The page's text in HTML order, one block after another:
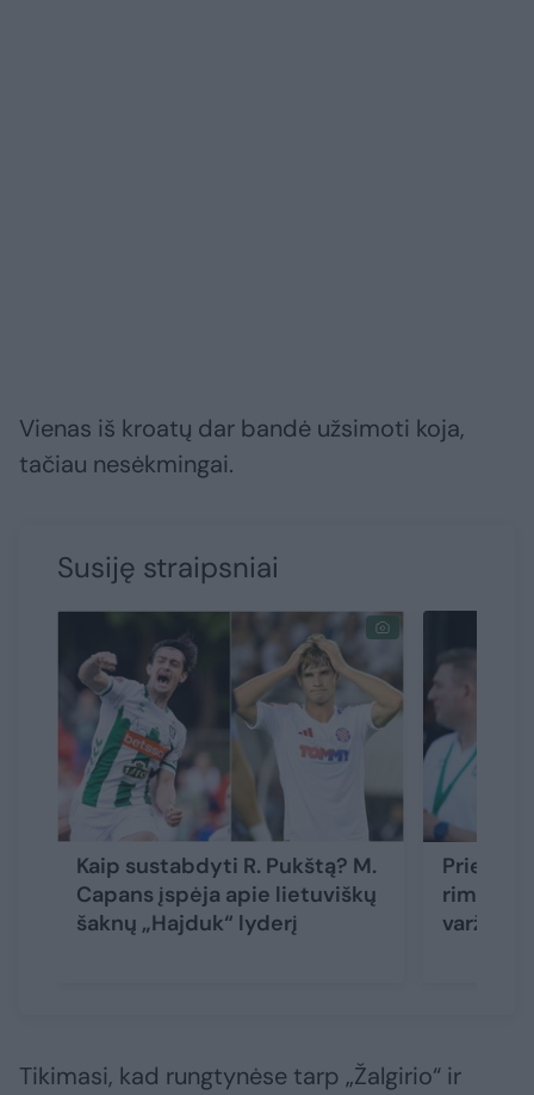
Vienas iš kroatų dar bandė užsimoti koja,
tačiau nesėkmingai.
Susiję straipsniai
Kaip sustabdyti R. Pukštą? M.
Capans įspėja apie lietuviškų
šaknų „Hajduk“ lyderį
Prieš
rimtas
varžovų
Tikimasi, kad rungtynėse tarp „Žalgirio“ ir